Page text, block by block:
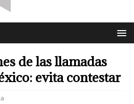
de las llamadas
evita contestar